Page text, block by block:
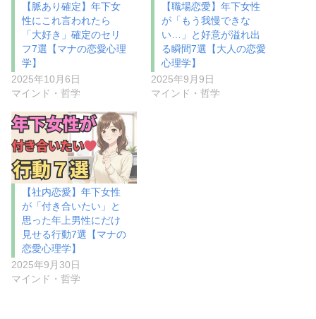
【脈あり確定】年下女
性にこれ言われたら
「大好き」確定のセリ
フ7選【マナの恋愛心理
学】
2025年10月6日
マインド・哲学
【職場恋愛】年下女性
が「もう我慢できな
い…」と好意が溢れ出
る瞬間7選【大人の恋愛
心理学】
2025年9月9日
マインド・哲学
【社内恋愛】年下女性
が「付き合いたい」と
思った年上男性にだけ
見せる行動7選【マナの
恋愛心理学】
2025年9月30日
マインド・哲学